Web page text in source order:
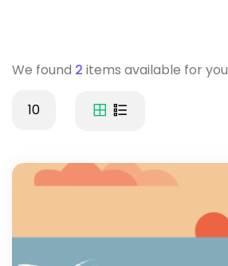
We found 2 items available for you
10